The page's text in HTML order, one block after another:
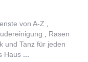
von A-Z
Rasen
und Tanz für jeden
Haus